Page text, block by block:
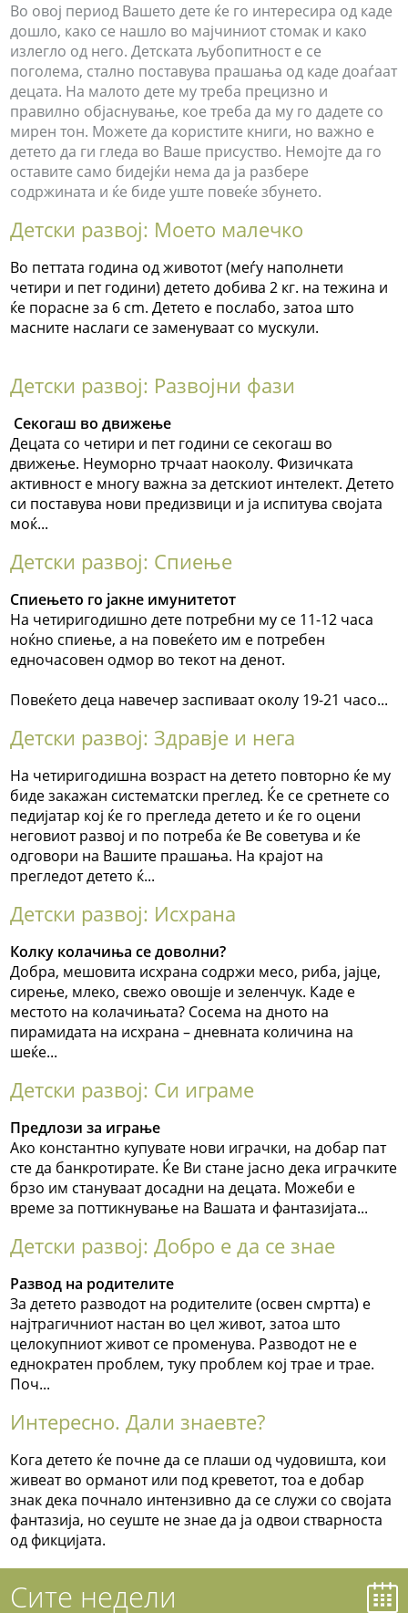
Во овој период Вашето дете ќе го интересира од каде
дошло, како се нашло во мајчиниот стомак и како
излегло од него. Детската љубопитност е се
поголема, стално поставува прашања од каде доаѓаат
децата. На малото дете му треба прецизно и
правилно објаснување, кое треба да му го дадете со
мирен тон. Можете да користите книги, но важно е
детето да ги гледа во Ваше присуство. Немојте да го
оставите само бидејќи нема да ја разбере
содржината и ќе биде уште повеќе збунето.
Детски развој: Моето малечко
Во петтата година од животот (меѓу наполнети
четири и пет години) детето добива 2 кг. на тежина и
ќе порасне за 6 cm. Детето е послабо, затоа што
масните наслаги се заменуваат со мускули.
Детски развој: Развојни фази
Секогаш во движење
Децата со четири и пет години се секогаш во
движење. Неуморно трчаат наоколу. Физичката
активност е многу важна за детскиот интелект. Детето
си поставува нови предизвици и ја испитува својата
моќ...
Детски развој: Спиење
Спиењето го јакне имунитетот
На четиригодишно дете потребни му се 11-12 часа
ноќно спиење, а на повеќето им е потребен
едночасовен одмор во текот на денот.
Повеќето деца навечер заспиваат околу 19-21 часо...
Детски развој: Здравје и нега
На четиригодишна возраст на детето повторно ќе му
биде закажан систематски преглед. Ќе се сретнете со
педијатар кој ќе го прегледа детето и ќе го оцени
неговиот развој и по потреба ќе Ве советува и ќе
одговори на Вашите прашања. На крајот на
прегледот детето ќ...
Детски развој: Исхрана
Колку колачиња се доволни?
Добра, мешовита исхрана содржи месо, риба, јајце,
сирење, млеко, свежо овошје и зеленчук. Каде е
местото на колачињата? Сосема на дното на
пирамидата на исхрана – дневната количина на
шеќе...
Детски развој: Си играме
Предлози за играње
Ако константно купувате нови играчки, на добар пат
сте да банкротирате. Ќе Ви стане јасно дека играчките
брзо им стануваат досадни на децата. Можеби е
време за поттикнување на Вашата и фантазијата...
Детски развој: Добро е да се знае
Развод на родителите
За детето разводот на родителите (освен смртта) е
најтрагичниот настан во цел живот, затоа што
целокупниот живот се променува. Разводот не е
еднократен проблем, туку проблем кој трае и трае.
Поч...
Интересно. Дали знаевте?
Кога детето ќе почне да се плаши од чудовишта, кои
живеат во орманот или под креветот, тоа е добар
знак дека почнало интензивно да се служи со својата
фантазија, но сеуште не знае да ја одвои стварноста
од фикцијата.
Сите недели